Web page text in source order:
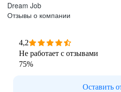
Dream Job
Отзывы о компании
4,2
Не работает с отзывами
75%
Оставить